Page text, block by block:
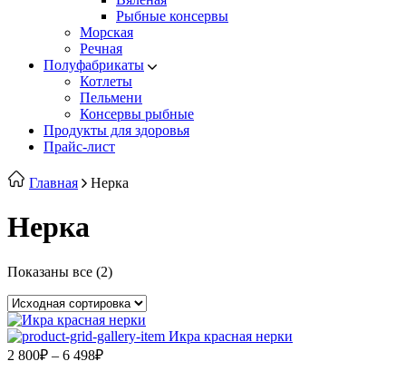
Рыбные консервы
Морская
Речная
Полуфабрикаты
Котлеты
Пельмени
Консервы рыбные
Продукты для здоровья
Прайс-лист
Главная Нерка
Нерка
Показаны все (2)
2 800₽ – 6 498₽Диапазон